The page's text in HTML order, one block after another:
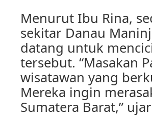
Menurut Ibu Rina,
sekitar Danau
datang untuk
tersebut. “Masakan
wisatawan yang
Mereka ingin
Sumatera Barat,”